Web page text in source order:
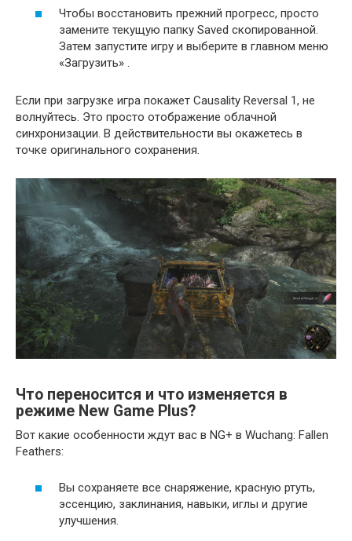
Чтобы восстановить прежний прогресс, просто
замените текущую папку Saved скопированной.
Затем запустите игру и выберите в главном меню
«Загрузить» .
Если при загрузке игра покажет Causality Reversal 1, не
волнуйтесь. Это просто отображение облачной
синхронизации. В действительности вы окажетесь в
точке оригинального сохранения.
Что переносится и что изменяется в
режиме New Game Plus?
Вот какие особенности ждут вас в NG+ в Wuchang: Fallen
Feathers:
Вы сохраняете все снаряжение, красную ртуть,
эссенцию, заклинания, навыки, иглы и другие
улучшения.